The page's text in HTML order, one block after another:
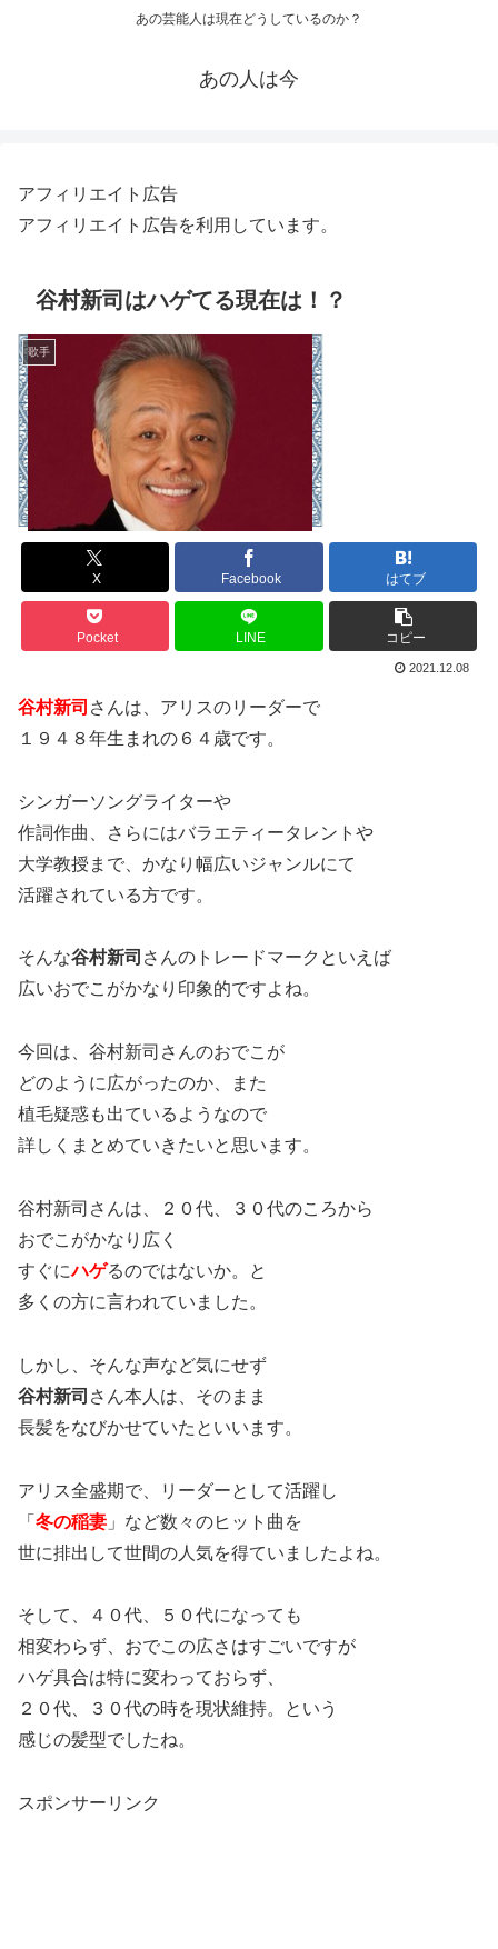
あの芸能人は現在どうしているのか？
あの人は今
アフィリエイト広告
アフィリエイト広告を利用しています。
谷村新司はハゲてる現在は！？
歌手
X Facebook はてブ
Pocket LINE コピー
2021.12.08
谷村新司 さんは、アリスのリーダーで
１９４８年生まれの６４歳です。
シンガーソングライターや
作詞作曲、さらにはバラエティータレントや
大学教授まで、かなり幅広いジャンルにて
活躍されている方です。
そんな谷村新司 さんのトレードマークといえば
広いおでこがかなり印象的ですよね。
今回は、谷村新司さんのおでこが
どのように広がったのか、また
植毛疑惑も出ているようなので
詳しくまとめていきたいと思います。
谷村新司さんは、２０代、３０代のころから
おでこがかなり広く
すぐにハゲるのではないか。と
多くの方に言われていました。
しかし、そんな声など気にせず
谷村新司 さん本人は、そのまま
長髪をなびかせていたといいます。
アリス全盛期で、リーダーとして活躍し
「 冬の稲妻 」など数々のヒット曲を
世に排出して世間の人気を得ていましたよね。
そして、４０代、５０代になっても
相変わらず、おでこの広さはすごいですが
ハゲ具合は特に変わっておらず、
２０代、３０代の時を現状維持。という
感じの髪型でしたね。
スポンサーリンク